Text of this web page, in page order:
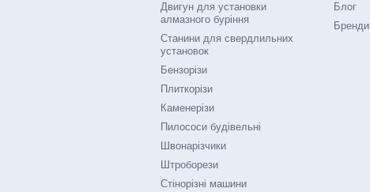
Двигун для установки
алмазного буріння
Станини для свердлильних
установок
Бензорізи
Плиткорізи
Каменерізи
Пилососи будівельні
Швонарізчики
Штроборези
Стінорізні машини
Блог
Бренди